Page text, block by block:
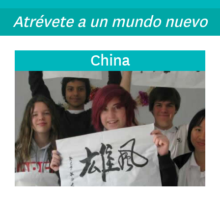
Atrévete a un mundo nuevo
China